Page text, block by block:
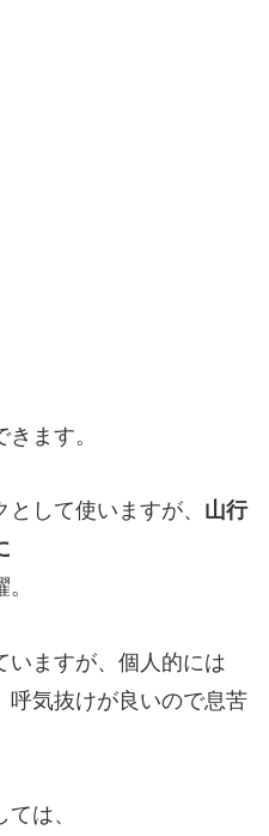
ます。
して使いますが、 山行
いますが、個人的には
呼気抜けが良いので息苦
は、